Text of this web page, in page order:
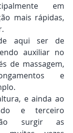
em
mais rápidas,
aqui ser de
auxiliar no
de massagem,
e
e ainda ao
e terceiro
surgir as